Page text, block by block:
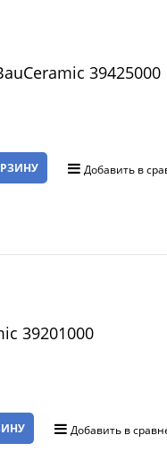
39425000
Добавить в
39201000
Добавить в